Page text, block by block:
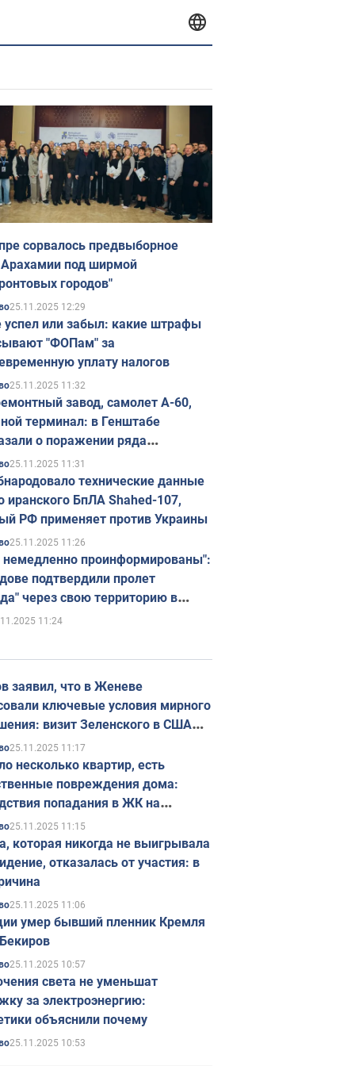
сорвалось предвыборное
Арахамии под ширмой
городов"
25.11.2025 12:29
успел или забыл: какие штрафы
"ФОПам" за
уплату налогов
25.11.2025 11:32
завод, самолет А-60,
терминал: в Генштабе
о поражении ряда
объектов России
25.11.2025 11:31
технические данные
иранского БпЛА Shahed-107,
РФ применяет против Украины
25.11.2025 11:26
проинформированы":
подтвердили пролет
через свою территорию в
11:24
заявил, что в Женеве
ключевые условия мирного
визит Зеленского в США
в ноябре
25.11.2025 11:17
несколько квартир, есть
повреждения дома:
попадания в ЖК на
в Киеве. Фото
25.11.2025 11:15
которая никогда не выигрывала
отказалась от участия: в
25.11.2025 11:06
умер бывший пленник Кремля
25.11.2025 10:57
света не уменьшат
за электроэнергию:
объяснили почему
25.11.2025 10:53